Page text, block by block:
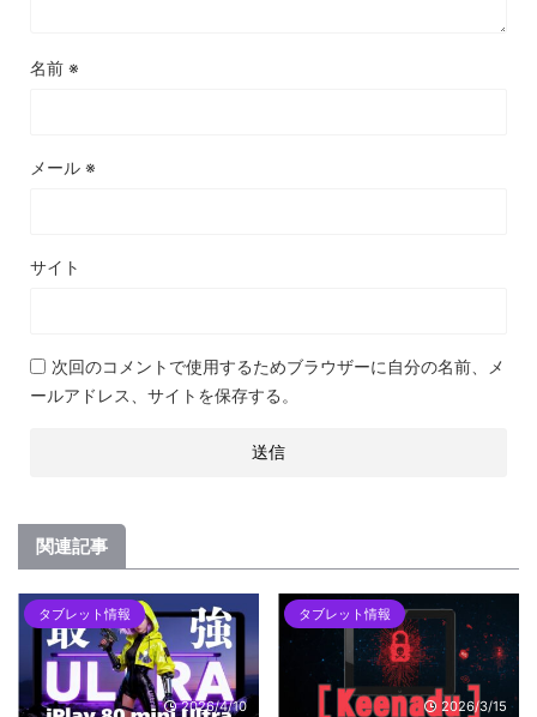
名前 ※
メール ※
サイト
次回のコメントで使用するためブラウザーに自分の名前、メ
ールアドレス、サイトを保存する。
関連記事
タブレット情報
2026/4/10
タブレット情報
2026/3/15